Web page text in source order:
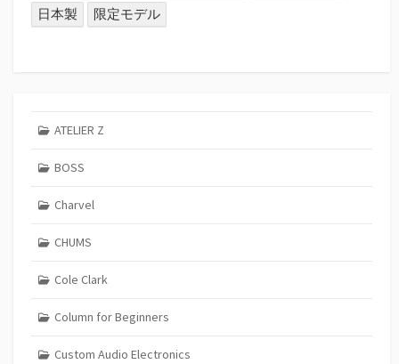
日本製
限定モデル
ATELIER Z
BOSS
Charvel
CHUMS
Cole Clark
Column for Beginners
Custom Audio Electronics